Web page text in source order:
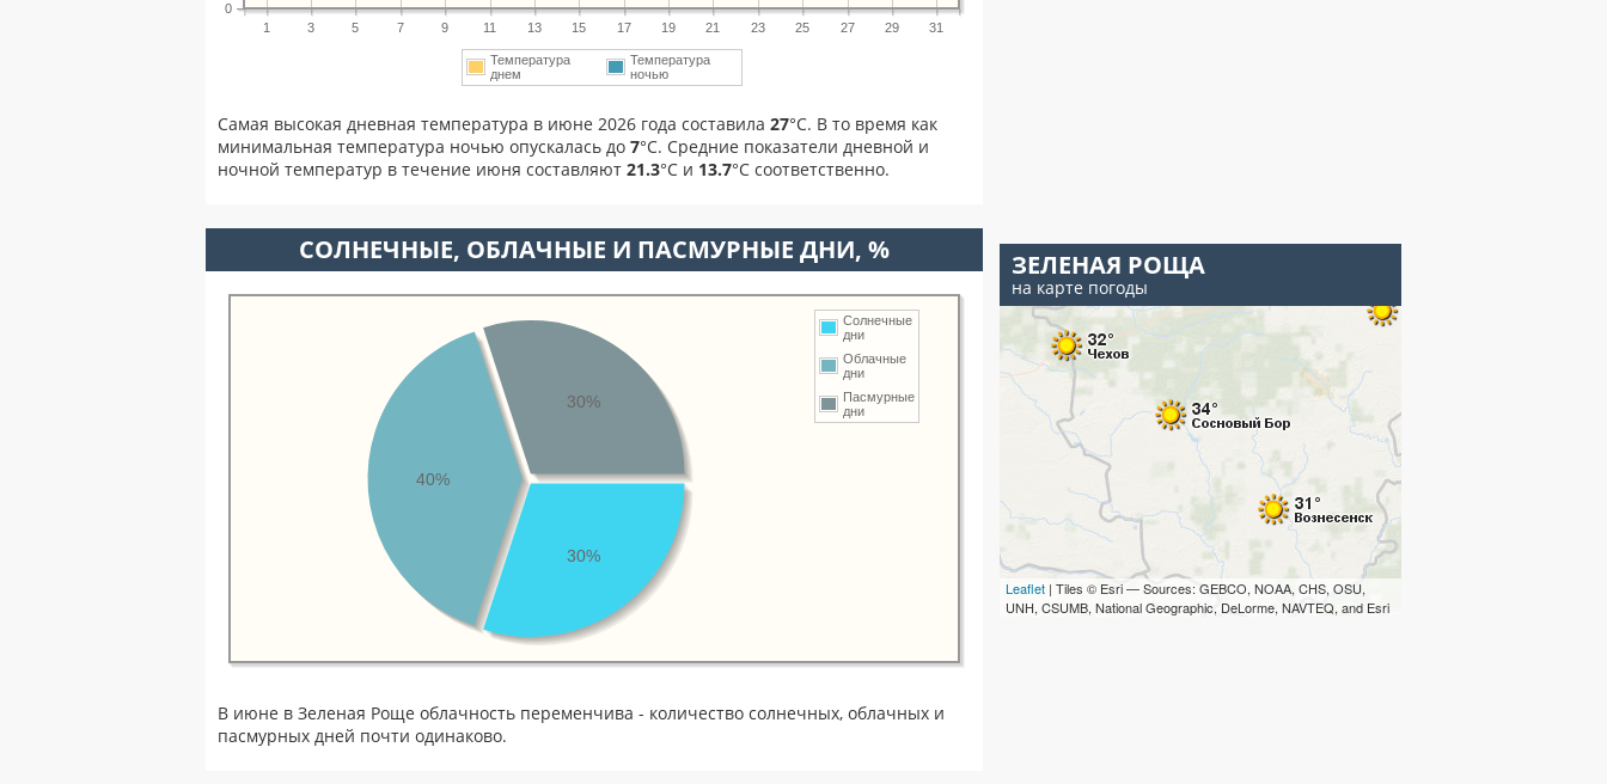
1 3 5 7 9 11 13 15 17 19 21 23 25 27 29 31
0
Температура
днем
Температура
ночью
Самая высокая дневная температура в июне 2026 года составила 27°С. В то время как
минимальная температура ночью опускалась до 7°C. Средние показатели дневной и
ночной температур в течение июня составляют 21.3°С и 13.7°С соответственно.
CОЛНЕЧНЫЕ, ОБЛАЧНЫЕ И ПАСМУРНЫЕ ДНИ, %
Солнечные
дни
Облачные
дни
Пасмурные
дни
30%
40%
30%
В июне в Зеленая Роще облачность переменчива - количество солнечных, облачных и
пасмурных дней почти одинаково.
ЗЕЛЕНАЯ РОЩА
на карте погоды
Leaflet | Tiles © Esri — Sources: GEBCO, NOAA, CHS, OSU,
UNH, CSUMB, National Geographic, DeLorme, NAVTEQ, and Esri